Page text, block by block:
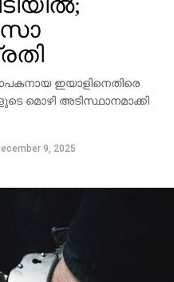
ഇയാളിനെതിരെ
മൊഴി അടിസ്ഥാനമാക്കി
9, 2025